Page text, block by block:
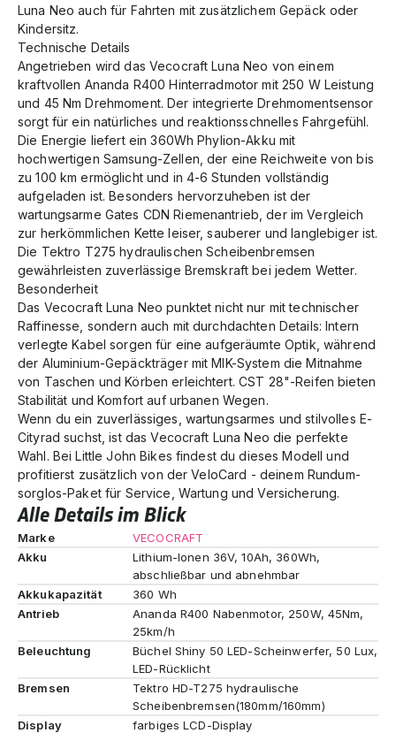
Luna Neo auch für Fahrten mit zusätzlichem Gepäck oder
Kindersitz.
Technische Details
Angetrieben wird das Vecocraft Luna Neo von einem
kraftvollen Ananda R400 Hinterradmotor mit 250 W Leistung
und 45 Nm Drehmoment. Der integrierte Drehmomentsensor
sorgt für ein natürliches und reaktionsschnelles Fahrgefühl.
Die Energie liefert ein 360Wh Phylion-Akku mit
hochwertigen Samsung-Zellen, der eine Reichweite von bis
zu 100 km ermöglicht und in 4-6 Stunden vollständig
aufgeladen ist. Besonders hervorzuheben ist der
wartungsarme Gates CDN Riemenantrieb, der im Vergleich
zur herkömmlichen Kette leiser, sauberer und langlebiger ist.
Die Tektro T275 hydraulischen Scheibenbremsen
gewährleisten zuverlässige Bremskraft bei jedem Wetter.
Besonderheit
Das Vecocraft Luna Neo punktet nicht nur mit technischer
Raffinesse, sondern auch mit durchdachten Details: Intern
verlegte Kabel sorgen für eine aufgeräumte Optik, während
der Aluminium-Gepäckträger mit MIK-System die Mitnahme
von Taschen und Körben erleichtert. CST 28"-Reifen bieten
Stabilität und Komfort auf urbanen Wegen.
Wenn du ein zuverlässiges, wartungsarmes und stilvolles E-
Cityrad suchst, ist das Vecocraft Luna Neo die perfekte
Wahl. Bei Little John Bikes findest du dieses Modell und
profitierst zusätzlich von der VeloCard - deinem Rundum-
sorglos-Paket für Service, Wartung und Versicherung.
Alle Details im Blick
Marke
VECOCRAFT
Akku
Lithium-Ionen 36V, 10Ah, 360Wh,
abschließbar und abnehmbar
Akkukapazität
360 Wh
Antrieb
Ananda R400 Nabenmotor, 250W, 45Nm,
25km/h
Beleuchtung
Büchel Shiny 50 LED-Scheinwerfer, 50 Lux,
LED-Rücklicht
Bremsen
Tektro HD-T275 hydraulische
Scheibenbremsen(180mm/160mm)
Display
farbiges LCD-Display